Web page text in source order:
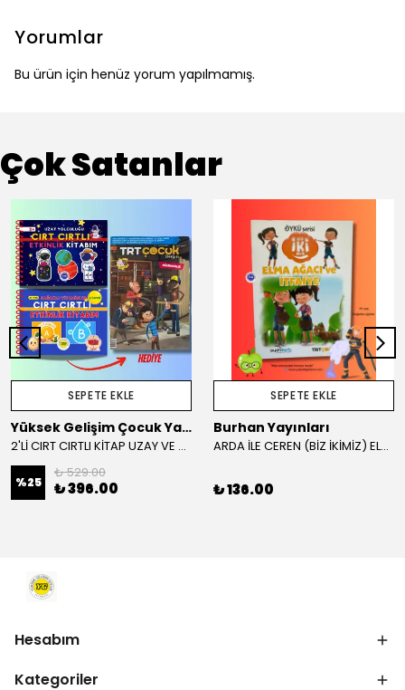
Yorumlar
Bu ürün için henüz yorum yapılmamış.
Çok Satanlar
SEPETE EKLE
Yüksek Gelişim Çocuk Yayınları
2'Lİ CIRT CIRTLI KİTAP UZAY VE SAĞLIKLI VİTAMİNLER KAMPANYA
%25
₺ 529.00
₺ 396.00
SEPETE EKLE
Burhan Yayınları
ARDA İLE CEREN (BİZ İKİMİZ) ELMA AĞACI VE İTFAİYE HİKAYE KİTABI
₺ 136.00
Hesabım
Kategoriler